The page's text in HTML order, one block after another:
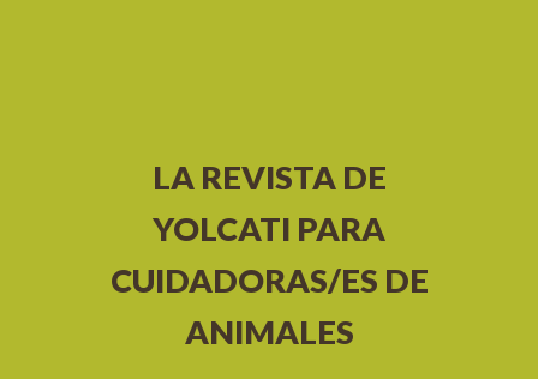
LA REVISTA DE
YOLCATI PARA
CUIDADORAS/ES DE
ANIMALES